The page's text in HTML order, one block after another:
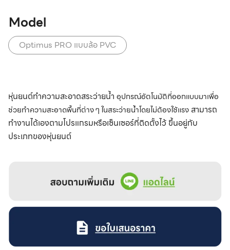
Model
Optimus PRO แบบล้อ PVC
หุ่นยนต์ทำความสะอาดสระว่ายน้ำ อุปกรณ์อัตโนมัติที่ออกแบบมาเพื่อ
ช่วยทำความสะอาดพื้นที่ต่าง ๆ ในสระว่ายน้ำโดยไม่ต้องใช้แรง สามารถ
ทำงานได้เองตามโปรแกรมหรือเซ็นเซอร์ที่ติดตั้งไว้ ขึ้นอยู่กับ
ประเภทของหุ่นยนต์